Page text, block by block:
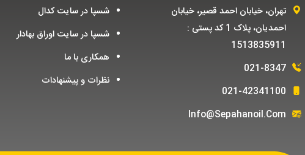
تهران، خیابان احمد قصیر، خیابان
احمدیان، پلاک 1 کد پستی :
1513835911
021-8347
021-42341100
Info@sepahanoil.com
شسپا در سایت کدال
شسپا در سایت اوراق بهادار
همکاری با ما
نظرات و پیشنهادات